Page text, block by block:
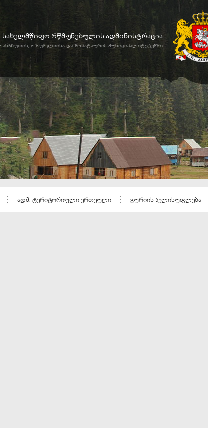
სახელმწიფო რწმუნებულის ადმინისტრაცია
ოზურგეთისა და ჩოხატაურის მუნიციპალიტეტებში
ადმ. ტერიტორიული ერთეული გურიის ხელისუფლება